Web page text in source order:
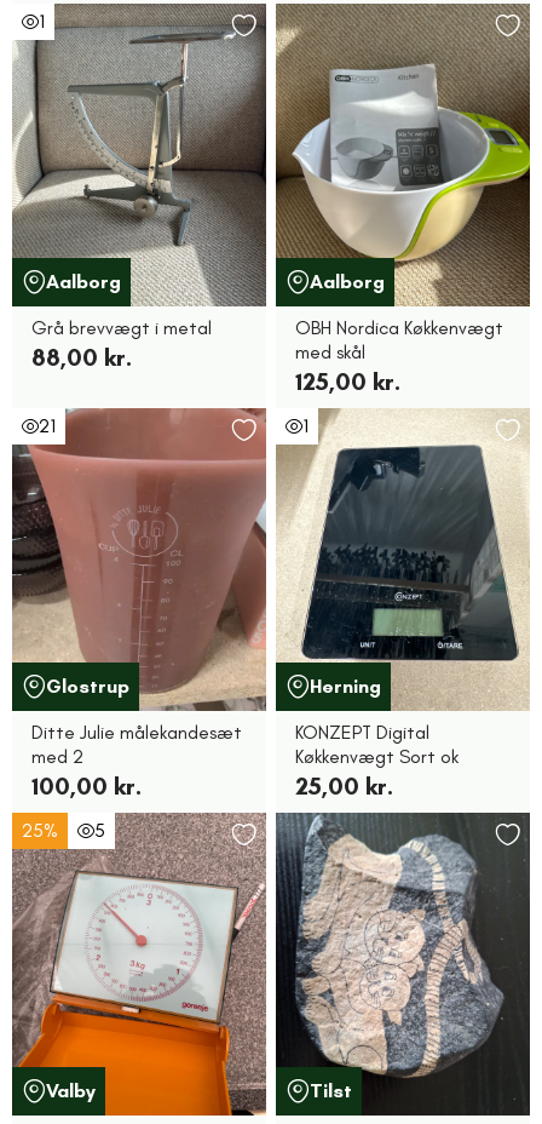
1
Aalborg
Grå brevvægt i metal
88,00 kr.
Aalborg
OBH Nordica Køkkenvægt
med skål
125,00 kr.
21
Glostrup
Ditte Julie målekandesæt
med 2
100,00 kr.
1
Herning
KONZEPT Digital
Køkkenvægt Sort ok
25,00 kr.
25% 5
Valby
Tilst